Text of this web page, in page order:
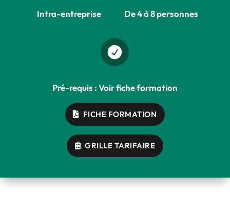
particuliers des opérateurs et de garantir leur
Intra-entreprise De 4 à 8 personnes
Pré-requis : Voir fiche formation
FICHE FORMATION
GRILLE TARIFAIRE